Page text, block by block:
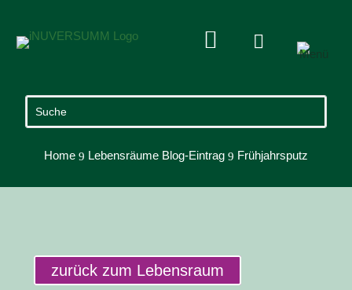
 
Home 9 Lebensräume Blog-Eintrag 9 Frühjahrsputz
zurück zum Lebensraum